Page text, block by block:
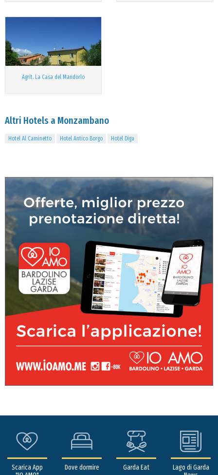
Agrit. La Casa del Mandorlo
Altri Hotels a Monzambano
Hotel Al Caminetto Hotel Antico Borgo Hotel Diga
Scarica App
Dove dormire Garda Eat
Lago di Garda